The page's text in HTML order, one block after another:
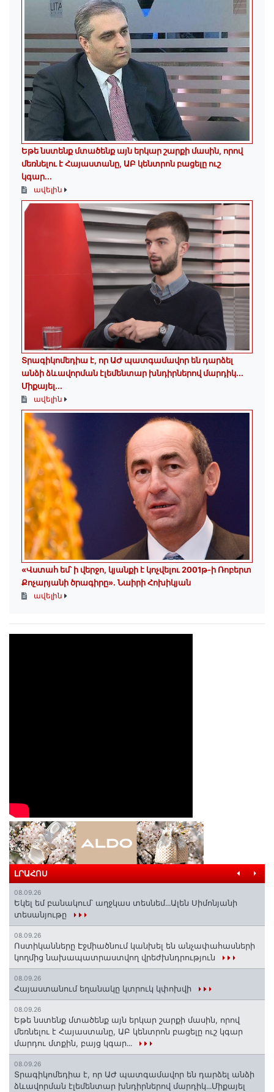
Եթե նստենք մտածենք այն երկար շարքի մասին, որով
մեռնելու է Հայաստանը, ԱԲ կենտրոն բացելը ուշ
կգար...
ավելին
Տրագիկոմեդիա է, որ ԱԺ պատգամավոր են դարձել
անձի ձևավորման էլեմենտար խնդիրներով մարդիկ․․․
Միքայել...
ավելին
«Վստահ եմ՝ ի վերջո, կյանքի է կոչվելու 2001թ-ի Ռոբերտ
Քոչարյանի ծրագիրը». Նաիրի Հոխիկյան
ավելին
ԼՐԱՀՈՍ
08.09.26
Եկել եմ բանակում՝ աղջկաս տեսնեմ․․․Ալեն Սիմոնյանի
տեսանյութը
08.09.26
Ոստիկանները Էջմիածնում կանխել են անչափահասների
կողմից նախապատրաստվող վրեժխնդրություն
08.09.26
Հայաստանում եղանակը կտրուկ կփոխվի
08.09.26
Եթե նստենք մտածենք այն երկար շարքի մասին, որով
մեռնելու է Հայաստանը, ԱԲ կենտրոն բացելը ուշ կգար
մարդու մտքին, բայց կգար․․․
08.09.26
Տրագիկոմեդիա է, որ ԱԺ պատգամավոր են դարձել անձի
ձևավորման էլեմենտար խնդիրներով մարդիկ․․․Միքայել